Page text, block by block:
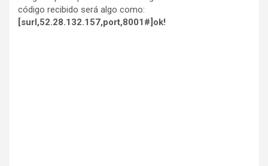
código recibido será algo como:
[surl,52.28.132.157,port,8001#]ok!